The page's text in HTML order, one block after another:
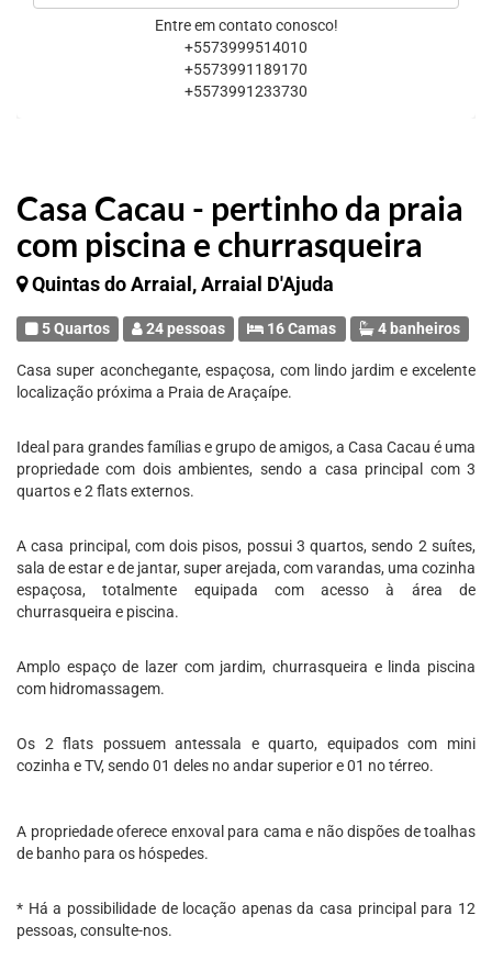
Casa Cacau - pertinho da praia
com piscina e churrasqueira
Quintas do Arraial, Arraial D'Ajuda
5 Quartos 24 pessoas 16 Camas 4 banheiros
Casa super aconchegante, espaçosa, com lindo jardim e excelente
localização próxima a Praia de Araçaípe.
Ideal para grandes famílias e grupo de amigos, a Casa Cacau é uma
propriedade com dois ambientes, sendo a casa principal com 3
quartos e 2 flats externos.
A casa principal, com dois pisos, possui 3 quartos, sendo 2 suítes,
sala de estar e de jantar, super arejada, com varandas, uma cozinha
espaçosa, totalmente equipada com acesso à área de
churrasqueira e piscina.
Amplo espaço de lazer com jardim, churrasqueira e linda piscina
com hidromassagem.
Os 2 flats possuem antessala e quarto, equipados com mini
cozinha e TV, sendo 01 deles no andar superior e 01 no térreo.
A propriedade oferece enxoval para cama e não dispões de toalhas
de banho para os hóspedes.
* Há a possibilidade de locação apenas da casa principal para 12
pessoas, consulte-nos.
Entre em contato conosco!
+5573999514010
+5573991189170
+5573991233730